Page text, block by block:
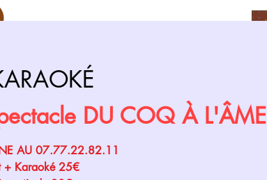
DU COQ À L'ÂME
AU 07.77.22.82.11
+ Karaoké 25€